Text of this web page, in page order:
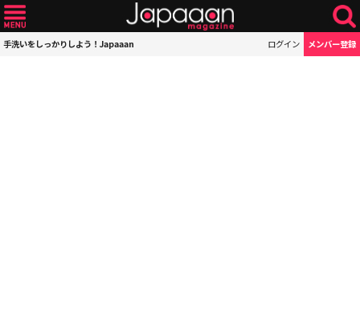
手洗いをしっかりしよう！Japaaan ログイン メンバー登録